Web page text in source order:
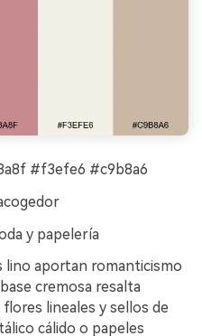
#f3efe6 #c9b8a6
y papelería
aportan romanticismo
cremosa resalta
lineales y sellos de
cálido o papeles